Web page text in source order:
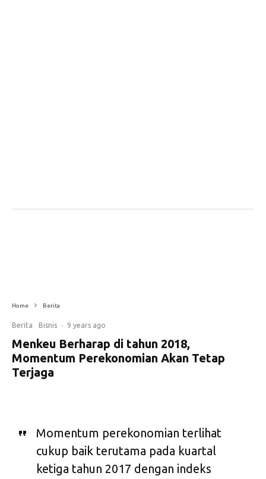
Home Berita
Berita Bisnis · 9 years ago
Menkeu Berharap di tahun 2018,
Momentum Perekonomian Akan Tetap
Terjaga
Momentum perekonomian terlihat
cukup baik terutama pada kuartal
ketiga tahun 2017 dengan indeks